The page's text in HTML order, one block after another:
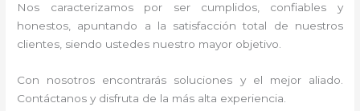
Nos caracterizamos por ser cumplidos, confiables y
honestos, apuntando a la satisfacción total de nuestros
clientes, siendo ustedes nuestro mayor objetivo.
Con nosotros encontrarás soluciones y el mejor aliado.
Contáctanos y disfruta de la más alta experiencia.